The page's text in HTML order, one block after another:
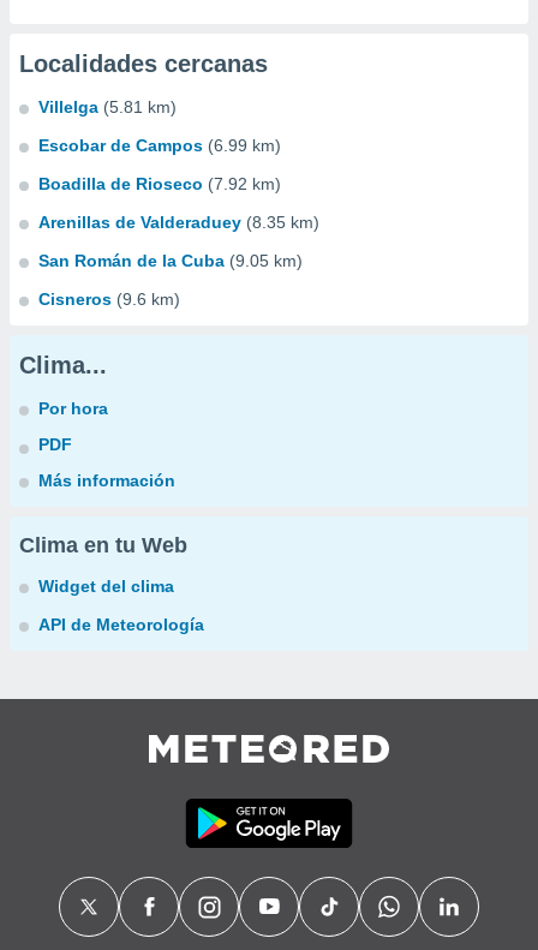
Localidades cercanas
Villelga (5.81 km)
Escobar de Campos (6.99 km)
Boadilla de Rioseco (7.92 km)
Arenillas de Valderaduey (8.35 km)
San Román de la Cuba (9.05 km)
Cisneros (9.6 km)
Clima...
Por hora
PDF
Más información
Clima en tu Web
Widget del clima
API de Meteorología